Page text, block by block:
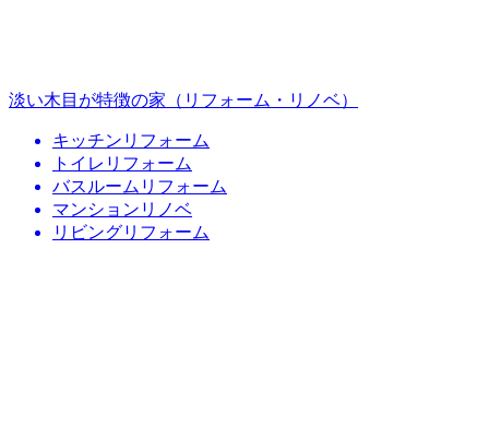
淡い木目が特徴の家（リフォーム・リノベ）
キッチンリフォーム
トイレリフォーム
バスルームリフォーム
マンションリノベ
リビングリフォーム